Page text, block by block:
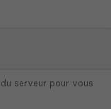
serveur pour vous